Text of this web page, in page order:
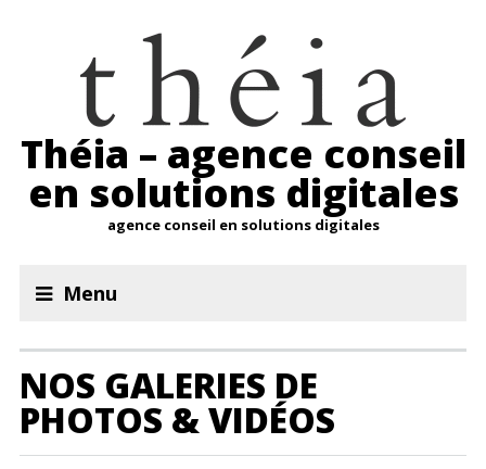
Théia – agence conseil
en solutions digitales
agence conseil en solutions digitales
Menu
NOS GALERIES DE
PHOTOS & VIDÉOS